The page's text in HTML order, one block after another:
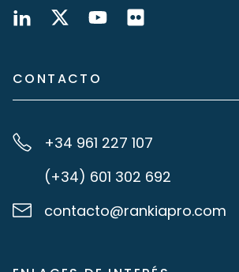
CONTACTO
+34 961 227 107
(+34) 601 302 692
contacto@rankiapro.com